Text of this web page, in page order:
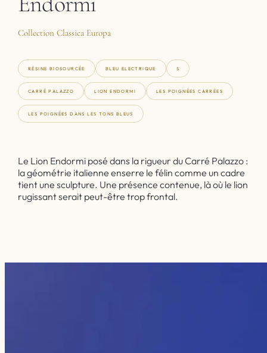
Collection Classica Europa
RÉSINE BIOSOURCÉE BLEU ELECTRIQUE S
CARRÉ PALAZZO LION ENDORMI LES POIGNÉES CARRÉES
LES POIGNÉES DANS LES TONS BLEUS
Le Lion Endormi posé dans la rigueur du Carré Palazzo :
la géométrie italienne enserre le félin comme un cadre
tient une sculpture. Une présence contenue, là où le lion
rugissant serait peut-être trop frontal.